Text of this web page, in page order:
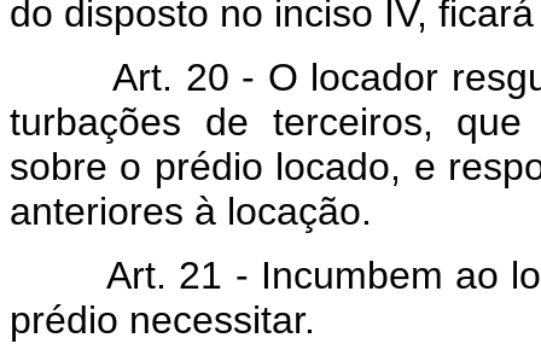
do disposto no inciso IV,
Art. 20 - O locador
turbações de terceiros,
sobre o prédio locado, e
anteriores à locação.
Art. 21 - Incumbem ao
prédio necessitar.